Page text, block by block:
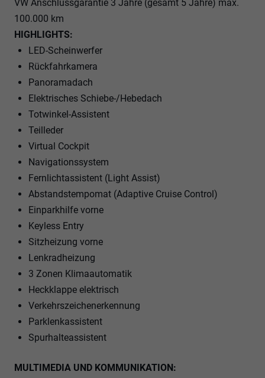
VW Anschlussgarantie 3 Jahre (gesamt 5 Jahre) max.
100.000 km
HIGHLIGHTS:
LED-Scheinwerfer
Rückfahrkamera
Panoramadach
Elektrisches Schiebe-/Hebedach
Totwinkel-Assistent
Teilleder
Virtual Cockpit
Navigationssystem
Fernlichtassistent (Light Assist)
Abstandstempomat (Adaptive Cruise Control)
Einparkhilfe vorne
Keyless Entry
Sitzheizung vorne
Lenkradheizung
3 Zonen Klimaautomatik
Heckklappe elektrisch
Verkehrszeichenerkennung
Parklenkassistent
Spurhalteassistent
MULTIMEDIA UND KOMMUNIKATION: